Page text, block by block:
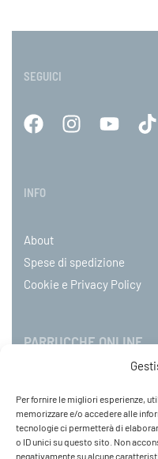
Per fornire le migliori esperienze,
memorizzare e/o accedere alle
tecnologie ci permetterà di
o ID unici su questo sito. Non
negativamente su alcune
SEGUICI
INFO
About
Spese di spedizione
Cookie e Privacy Policy
PARRUCCHE ONLINE
C.so Mazzini 31, NOVARA –
Tel: +39 0321 659378 /
WhatsApp: +39 342 9218104